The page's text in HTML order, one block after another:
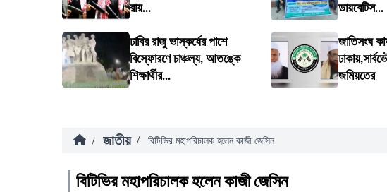
রায়...
ডায়বেটিস...
ঢাবির রাজু ভাস্কর্যের পাশে
বিস্ফোরণে চাঞ্চল্য, আতঙ্কে
শিক্ষার্থীর...
জাতিসংঘ
জমিয়তের
/ জাতীয় / বিটিভির মহাপরিচালক হলেন কাজী জেসিন
বিটিভির মহাপরিচালক হলেন কাজী জেসিন